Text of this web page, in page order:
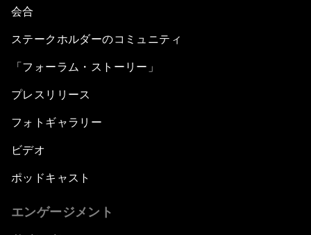
会合
ステークホルダーのコミュニティ
「フォーラム・ストーリー」
プレスリリース
フォトギャラリー
ビデオ
ポッドキャスト
エンゲージメント